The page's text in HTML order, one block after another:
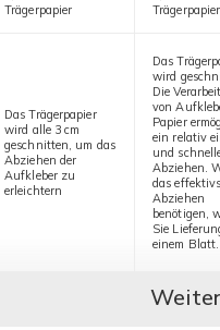
Trägerpapier
Trägerpapier
Das Trägerpapier
wird alle 3 cm
geschnitten, um das
Abziehen der
Aufkleber zu
erleichtern
Das
wird
Die
von
Papier
ein relativ
und
Abziehen.
das
Abziehen
benötigen,
Sie
einem Blatt.